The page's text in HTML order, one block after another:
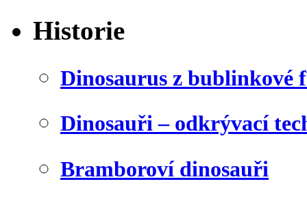
Historie
Dinosaurus z bublinkové
Dinosauři – odkrývací
Bramboroví dinosauři